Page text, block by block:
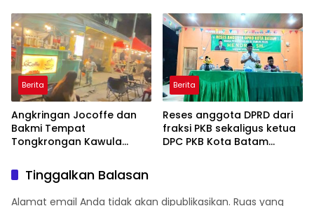
Motor
Berita
Angkringan Jocoffe dan
Bakmi Tempat
Tongkrongan Kawula
Pematangsiantar
Berita
Reses anggota DPRD dari
fraksi PKB sekaligus ketua
DPC PKB Kota Batam
Ambulans, dan Sarana
Tinggalkan Balasan
Alamat email Anda tidak akan dipublikasikan. Ruas yang